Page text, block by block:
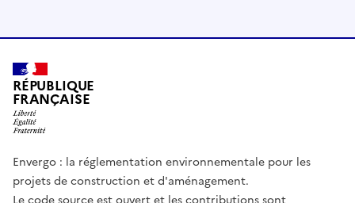
RÉPUBLIQUE
FRANÇAISE
Envergo : la réglementation environnementale pour les
projets de construction et d'aménagement.